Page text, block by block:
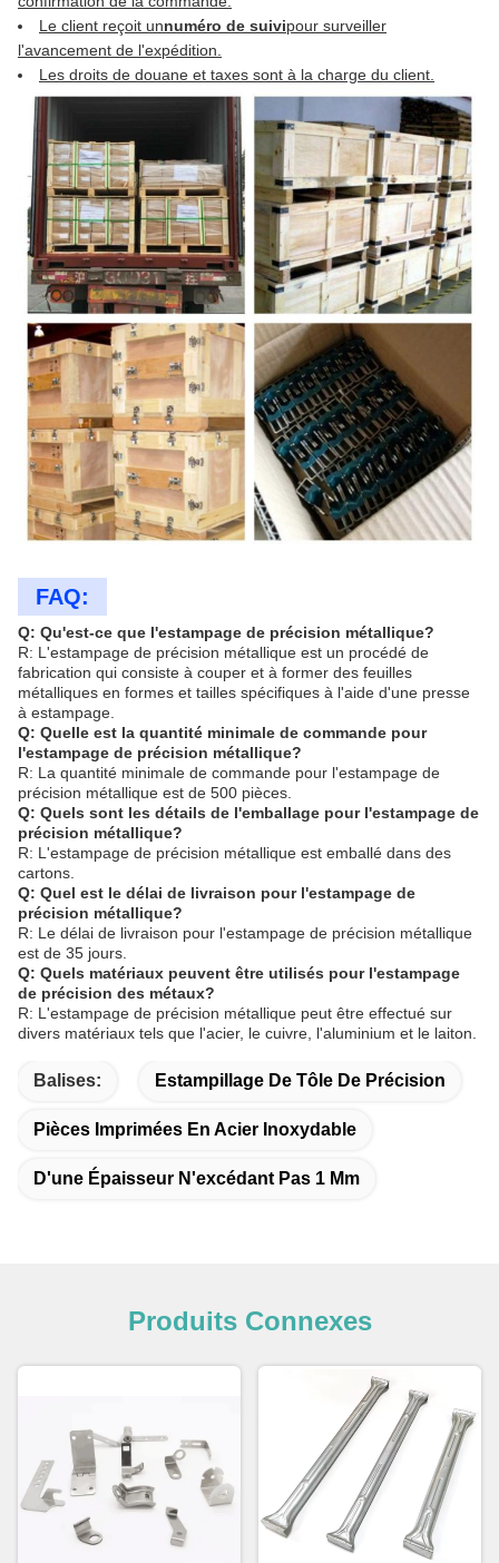
Le client reçoit unnuméro de suivipour surveiller
l'avancement de l'expédition.
Les droits de douane et taxes sont à la charge du client.
FAQ:
Q: Qu'est-ce que l'estampage de précision métallique?
R: L'estampage de précision métallique est un procédé de
fabrication qui consiste à couper et à former des feuilles
métalliques en formes et tailles spécifiques à l'aide d'une presse
à estampage.
Q: Quelle est la quantité minimale de commande pour
l'estampage de précision métallique?
R: La quantité minimale de commande pour l'estampage de
précision métallique est de 500 pièces.
Q: Quels sont les détails de l'emballage pour l'estampage de
précision métallique?
R: L'estampage de précision métallique est emballé dans des
cartons.
Q: Quel est le délai de livraison pour l'estampage de
précision métallique?
R: Le délai de livraison pour l'estampage de précision métallique
est de 35 jours.
Q: Quels matériaux peuvent être utilisés pour l'estampage
de précision des métaux?
R: L'estampage de précision métallique peut être effectué sur
divers matériaux tels que l'acier, le cuivre, l'aluminium et le laiton.
Balises: Estampillage De Tôle De Précision
Pièces Imprimées En Acier Inoxydable
D'une Épaisseur N'excédant Pas 1 Mm
Produits Connexes